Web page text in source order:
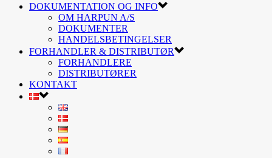
DOKUMENTATION OG INFO
OM HARPUN A/S
DOKUMENTER
HANDELSBETINGELSER
FORHANDLER & DISTRIBUTØR
FORHANDLERE
DISTRIBUTØRER
KONTAKT